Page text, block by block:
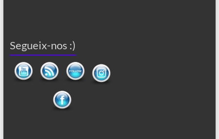
Segueix-nos :)